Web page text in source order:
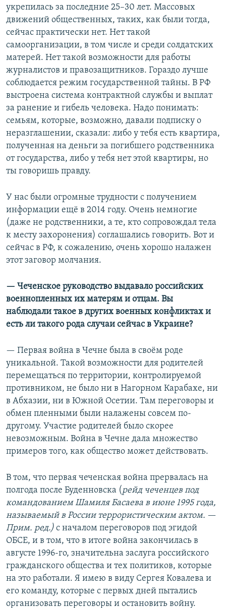
укрепилась за последние 25–30 лет. Массовых
движений общественных, таких, как были тогда,
сейчас практически нет. Нет такой
самоорганизации, в том числе и среди солдатских
матерей. Нет такой возможности для работы
журналистов и правозащитников. Гораздо лучше
соблюдается режим государственной тайны. В РФ
выстроена система контрактной службы и выплат
за ранение и гибель человека. Надо понимать:
семьям, которые, возможно, давали подписку о
неразглашении, сказали: либо у тебя есть квартира,
полученная на деньги за погибшего родственника
от государства, либо у тебя нет этой квартиры, но
ты говоришь правду.
У нас были огромные трудности с получением
информации ещё в 2014 году. Очень немногие
(даже не родственники, а те, кто сопровождал тела
к месту захоронения) соглашались говорить. Вот и
сейчас в РФ, к сожалению, очень хорошо налажен
этот заговор молчания.
— Чеченское руководство выдавало российских
военнопленных их матерям и отцам. Вы
наблюдали такое в других военных конфликтах и
есть ли такого рода случаи сейчас в Украине?
— Первая война в Чечне была в своём роде
уникальной. Такой возможности для родителей
перемещаться по территории, контролируемой
противником, не было ни в Нагорном Карабахе, ни
в Абхазии, ни в Южной Осетии. Там переговоры и
обмен пленными были налажены совсем по-
другому. Участие родителей было скорее
невозможным. Война в Чечне дала множество
примеров того, как общество может действовать.
В том, что первая чеченская война прервалась на
полгода после Буденновска (рейд чеченцев под
командованием Шамиля Басаева в июне 1995 года,
называемый в России террористическим актом. —
Прим. ред.) с началом переговоров под эгидой
ОБСЕ, и в том, что в итоге война закончилась в
августе 1996-го, значительна заслуга российского
гражданского общества и тех политиков, которые
на это работали. Я имею в виду Сергея Ковалева и
его команду, которые с первых дней пытались
организовать переговоры и остановить войну.